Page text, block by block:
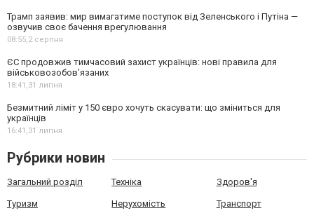
Трамп заявив: мир вимагатиме поступок від Зеленського і Путіна —
озвучив своє бачення врегулювання
08:55,2 серпня
ЄС продовжив тимчасовий захист українців: нові правила для
військовозобов’язаних
18:41,31 липня
Безмитний ліміт у 150 євро хочуть скасувати: що зміниться для
українців
16:41,31 липня
Рубрики новин
Загальний розділ Техніка Здоров'я
Туризм Нерухомість Транспорт